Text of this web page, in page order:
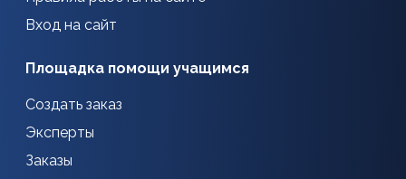
Вход на сайт
Площадка помощи учащимся
Создать заказ
Эксперты
Заказы